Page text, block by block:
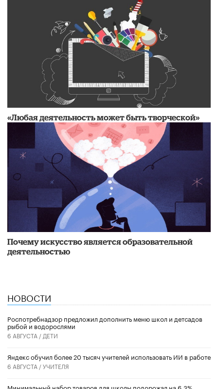
«Любая деятельность может быть творческой»
Почему искусство является образовательной
деятельностью
НОВОСТИ
Роспотребнадзор предложил дополнить меню школ и детсадов
рыбой и водорослями
6 АВГУСТА / ДЕТИ
​Яндекс обучил более 20 тысяч учителей использовать ИИ в работе
6 АВГУСТА /УЧИТЕЛЯ